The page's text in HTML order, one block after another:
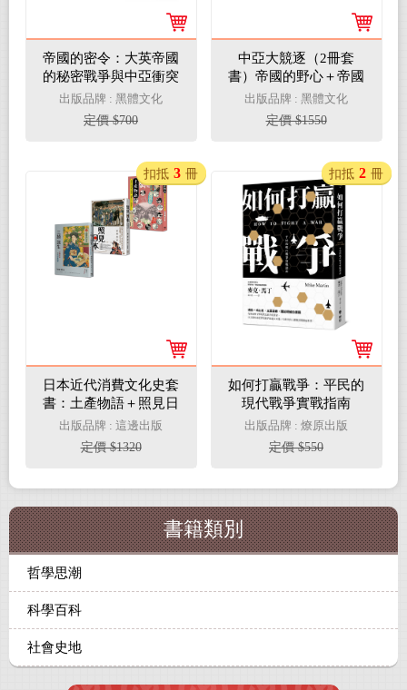
帝國的密令：大英帝國
的秘密戰爭與中亞衝突
出版品牌 : 黑體文化
定價 $700
中亞大競逐（2冊套
書）帝國的野心＋帝國
的密令
出版品牌 : 黑體文化
定價 $1550
日本近代消費文化史套
書：土產物語＋照見日
本＋三越誕生
出版品牌 : 這邊出版
定價 $1320
扣抵 3 冊
如何打贏戰爭：平民的
現代戰爭實戰指南
出版品牌 : 燎原出版
定價 $550
扣抵 2 冊
書籍類別
哲學思潮
科學百科
社會史地